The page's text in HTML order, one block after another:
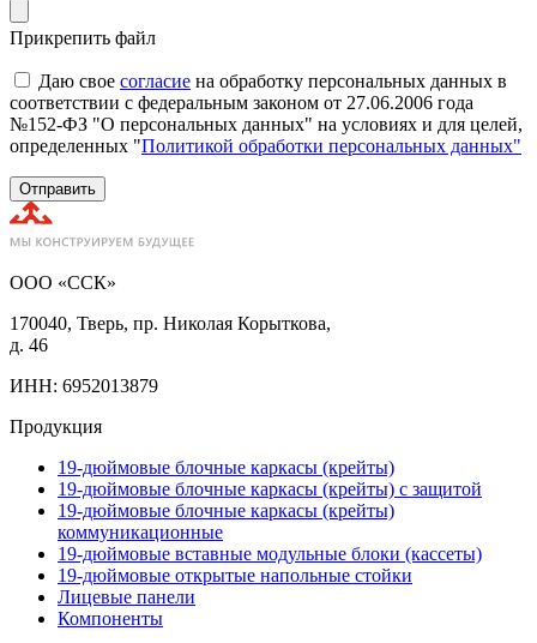
Прикрепить файл
Даю свое согласие на обработку персональных данных в
соответствии с федеральным законом от 27.06.2006 года
№152-ФЗ "О персональных данных" на условиях и для целей,
определенных "Политикой обработки персональных данных"
Отправить
ООО «ССК»
170040, Тверь, пр. Николая Корыткова,
д. 46
ИНН: 6952013879
Продукция
19-дюймовые блочные каркасы (крейты)
19-дюймовые блочные каркасы (крейты) с защитой
19-дюймовые блочные каркасы (крейты)
коммуникационные
19-дюймовые вставные модульные блоки (кассеты)
19-дюймовые открытые напольные стойки
Лицевые панели
Компоненты